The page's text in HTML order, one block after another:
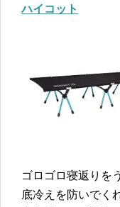
ハイコット
ゴロゴロ寝返りを
底冷えを防いでく